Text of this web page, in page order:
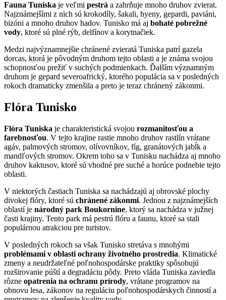
Fauna Tuniska je veľmi pestrá a zahrňuje mnoho druhov zvierat.
Najznámejšími z nich sú krokodíly, šakali, hyeny, gepardi, paviáni,
bizóni a mnoho druhov hadov. Tunisko má aj bohaté pobrežné
vody, ktoré sú plné rýb, delfínov a korytnačiek.
Medzi najvýznamnejšie chránené zvieratá Tuniska patrí gazela
dorcas, ktorá je pôvodným druhom tejto oblasti a je známa svojou
schopnosťou prežiť v suchých podmienkach. Ďalším významným
druhom je gepard severoafrický, ktorého populácia sa v posledných
rokoch dramaticky zmenšila a preto je teraz chránený zákonmi.
Flóra Tunisko
Flóra Tuniska je charakteristická svojou rozmanitosťou a
farebnosťou. V tejto krajine rastie mnoho druhov rastlín vrátane
agáv, palmových stromov, olívovníkov, fíg, granátových jabĺk a
mandľových stromov. Okrem toho sa v Tunisku nachádza aj mnoho
druhov kaktusov, ktoré sú vhodné pre suché a horúce podnebie tejto
oblasti.
V niektorých častiach Tuniska sa nachádzajú aj obrovské plochy
divokej flóry, ktoré sú chránené zákonmi. Jednou z najznámejších
oblastí je národný park Boukornine, ktorý sa nachádza v južnej
časti krajiny. Tento park má pestrú flóru a faunu, ktoré sa stali
populárnou atrakciou pre turistov.
V posledných rokoch sa však Tunisko stretáva s mnohými
problémami v oblasti ochrany životného prostredia. Klimatické
zmeny a neudržateľné poľnohospodárske praktiky spôsobujú
rozširovanie púští a degradáciu pôdy. Preto vláda Tuniska zaviedla
rôzne opatrenia na ochranu prírody, vrátane programov na
obnovu lesa, zákonov na reguláciu poľnohospodárskych činností a